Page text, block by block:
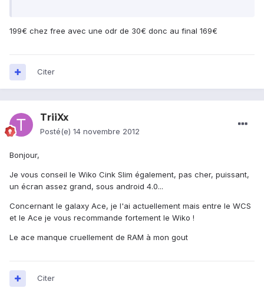
199€ chez free avec une odr de 30€ donc au final 169€
Citer
TriiXx
Posté(e) 14 novembre 2012
Bonjour,
Je vous conseil le Wiko Cink Slim également, pas cher, puissant,
un écran assez grand, sous android 4.0...
Concernant le galaxy Ace, je l'ai actuellement mais entre le WCS
et le Ace je vous recommande fortement le Wiko !
Le ace manque cruellement de RAM à mon gout
Citer